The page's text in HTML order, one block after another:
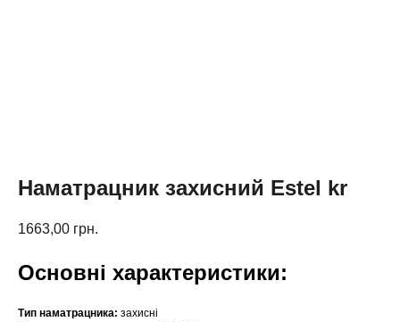
Наматрацник захисний Estel kr
1663,00 грн.
Основні характеристики:
Тип наматрацника: захисні